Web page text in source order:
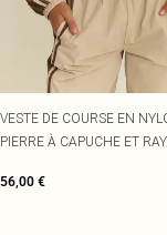
VESTE DE COURSE EN
PIERRE À CAPUCHE ET
56,00 €